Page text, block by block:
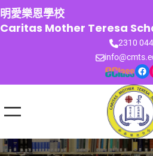
跳
至
主
明愛樂恩學校
Caritas Mother Teresa
2310
Facebook